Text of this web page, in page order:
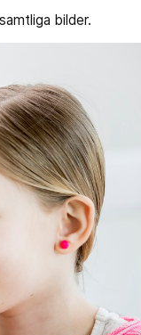
bilder.